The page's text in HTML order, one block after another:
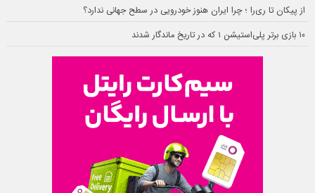
از پیکان تا ری‌را ؛ چرا ایران هنوز خودرویی در سطح جهانی ندارد؟
۱۰ بازی برتر پلی‌استیشن ۱ که در تاریخ ماندگار شدند